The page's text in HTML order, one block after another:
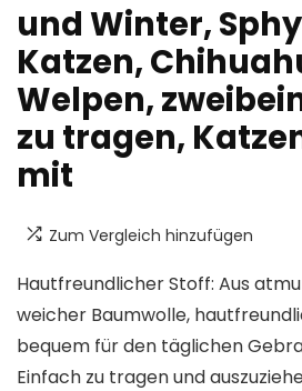
und Winter,
Katzen,
Welpen,
zu tragen,
mit
Zum Vergleich hinzufügen
Hautfreundlicher Stoff: Aus
weicher Baumwolle,
bequem für den täglichen
Einfach zu tragen und